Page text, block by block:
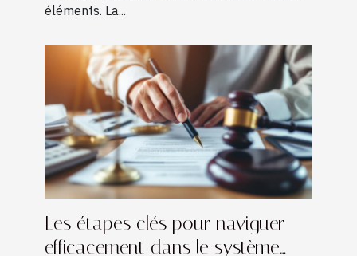
éléments. La...
Les étapes clés pour naviguer
efficacement dans le système